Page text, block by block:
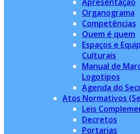
Organograma
Competências
Quem é quem
Espaços e
Culturais
Manual de
Logotipos
Agenda do
Atos Normativos
Leis
Decretos
Portarias